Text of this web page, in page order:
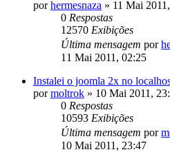
porhermesnaza » 11 Mai
0 Respostas
12570 Exibições
Última mensagem por
11 Mai 2011, 02:25
Instalei o joomla 2x no
pormoltrok » 10 Mai 2011,
0 Respostas
10593 Exibições
Última mensagem por
10 Mai 2011, 23:47